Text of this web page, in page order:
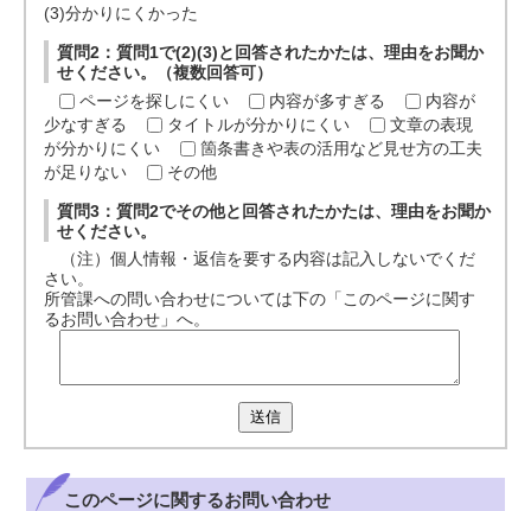
(3)分かりにくかった
質問2：質問1で(2)(3)と回答されたかたは、理由をお聞か
せください。（複数回答可）
ページを探しにくい
内容が多すぎる
内容が
少なすぎる
タイトルが分かりにくい
文章の表現
が分かりにくい
箇条書きや表の活用など見せ方の工夫
が足りない
その他
質問3：質問2でその他と回答されたかたは、理由をお聞か
せください。
（注）個人情報・返信を要する内容は記入しないでくだ
さい。
所管課への問い合わせについては下の「このページに関す
るお問い合わせ」へ。
送信
このページに関するお問い合わせ